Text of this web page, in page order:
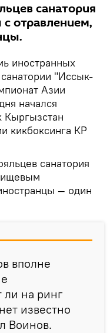
санатория
отравлением,
иностранных
"Иссык-
Азии
начался
Кыргызстан
кикбоксинга КР
санатория
— один
вполне
ли на ринг
известно
Воинов.